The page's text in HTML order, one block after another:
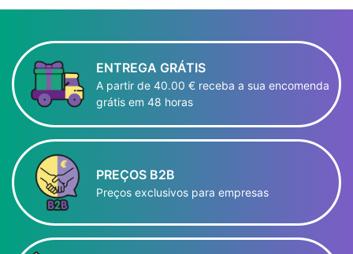
ENTREGA GRÁTIS
A partir de 40.00 € receba a sua encomenda
grátis em 48 horas
PREÇOS B2B
Preços exclusivos para empresas